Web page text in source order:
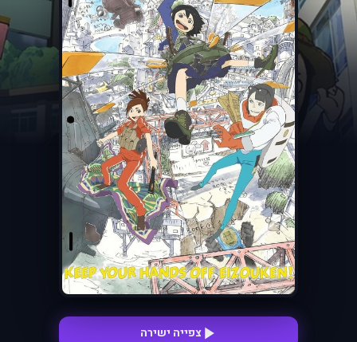
צפייה ישירה